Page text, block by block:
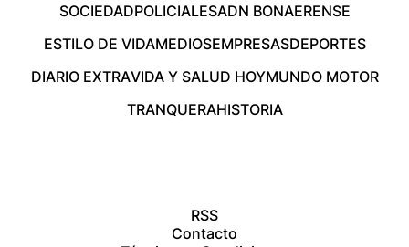
SOCIEDADPOLICIALESADN BONAERENSE
ESTILO DE VIDAMEDIOSEMPRESASDEPORTES
DIARIO EXTRAVIDA Y SALUD HOYMUNDO MOTOR
TRANQUERAHISTORIA
RSS
Contacto